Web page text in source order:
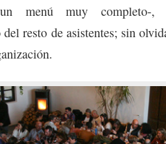
un menú muy completo-
resto de asistentes; sin